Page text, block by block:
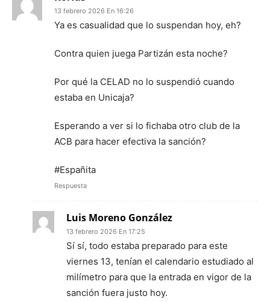
13 febrero 2026 En 16:26
Ya es casualidad que lo suspendan hoy, eh?
Contra quien juega Partizán esta noche?
Por qué la CELAD no lo suspendió cuando
estaba en Unicaja?
Esperando a ver si lo fichaba otro club de la
ACB para hacer efectiva la sanción?
#Españita
Respuesta
Luis Moreno González
13 febrero 2026 En 17:25
Sí sí, todo estaba preparado para este
viernes 13, tenían el calendario estudiado al
milímetro para que la entrada en vigor de la
sanción fuera justo hoy.